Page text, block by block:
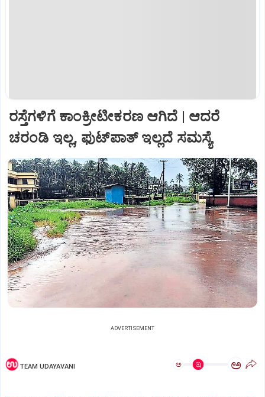
ರಸ್ತೆಗಳಿಗೆ ಕಾಂಕ್ರೀಟೀಕರಣ ಆಗಿದೆ | ಆದರೆ
ಚರಂಡಿ ಇಲ್ಲ, ಫುಟ್‌ಪಾತ್‌ ಇಲ್ಲದೆ ಸಮಸ್ಯೆ
ADVERTISEMENT
TEAM UDAYAVANI ಅ ಅ